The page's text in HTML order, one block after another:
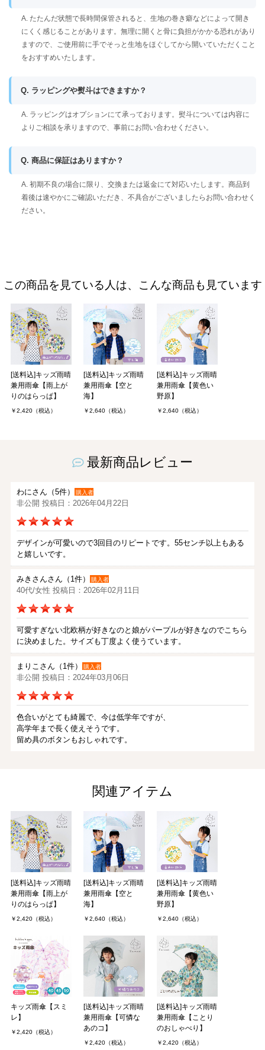
A. たたんだ状態で長時間保管されると、生地の巻き癖などによって開き
にくく感じることがあります。無理に開くと骨に負担がかかる恐れがあり
ますので、ご使用前に手でそっと生地をほぐしてから開いていただくこと
をおすすめいたします。
Q. ラッピングや熨斗はできますか？
A. ラッピングはオプションにて承っております。熨斗については内容に
よりご相談を承りますので、事前にお問い合わせください。
Q. 商品に保証はありますか？
A. 初期不良の場合に限り、交換または返金にて対応いたします。商品到
着後は速やかにご確認いただき、不具合がございましたらお問い合わせく
ださい。
この商品を見ている人は、こんな商品も見ています
[送料込]キッズ雨晴
兼用雨傘【雨上が
りのはらっぱ】
￥2,420（税込）
[送料込]キッズ雨晴
兼用雨傘【空と
海】
￥2,640（税込）
[送料込]キッズ雨晴
兼用雨傘【黄色い
野原】
￥2,640（税込）
最新商品レビュー
わにさん（5件） 購入者
非公開 投稿日：2026年04月22日
デザインが可愛いので3回目のリピートです。55センチ以上もある
と嬉しいです。
みきさんさん（1件） 購入者
40代/女性 投稿日：2026年02月11日
可愛すぎない北欧柄が好きなのと娘がパープルが好きなのでこちら
に決めました。サイズも丁度よく使うています。
まりこさん（1件） 購入者
非公開 投稿日：2024年03月06日
色合いがとても綺麗で、今は低学年ですが、
高学年まで長く使えそうです。
留め具のボタンもおしゃれです。
４月で小学校１年生になる娘に購入しました。
ここのメーカーの傘は三本目で、（サイズは徐々に大きくなってい
ますが。）娘はここの傘しか持った事がありません。
どの傘もとても愛らしく、色や細かいパーツも凝っ．．．
ゆうままさん（2件）
非公開 投稿日：2023年04月28日
小学1年の娘に55cmの傘を購入しました。
55cmになると可愛くて透明窓付きの物が少ないので、とても有難
い商品です！
また力のない娘でも開閉が簡単に出来たので良かったです。
また、レインコートとセットなのも．．．
さくらさん（2件） 購入者
非公開 投稿日：2023年04月01日
入学準備で購入しました。かわいいと言って喜んでくれました。
関連アイテム
[送料込]キッズ雨晴
兼用雨傘【雨上が
りのはらっぱ】
￥2,420（税込）
[送料込]キッズ雨晴
兼用雨傘【空と
海】
￥2,640（税込）
[送料込]キッズ雨晴
兼用雨傘【黄色い
野原】
￥2,640（税込）
キッズ雨傘【スミ
レ】
￥2,420（税込）
[送料込]キッズ雨晴
兼用雨傘【可憐な
あのコ】
￥2,420（税込）
[送料込]キッズ雨晴
兼用雨傘【ことり
のおしゃべり】
￥2,420（税込）